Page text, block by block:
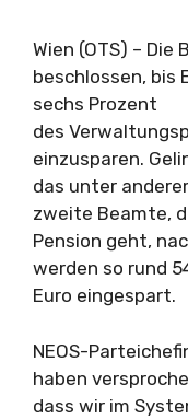
Wien (OTS) –
beschlossen, bis
sechs Prozent
des
einzusparen.
das unter
zweite Beamte,
Pension geht,
werden so rund
Euro eingespart.
NEOS-
haben
dass wir im